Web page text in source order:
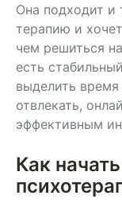
Она подходит и
терапию и
чем решиться
есть
выделить время
отвлекать,
эффективным
Как